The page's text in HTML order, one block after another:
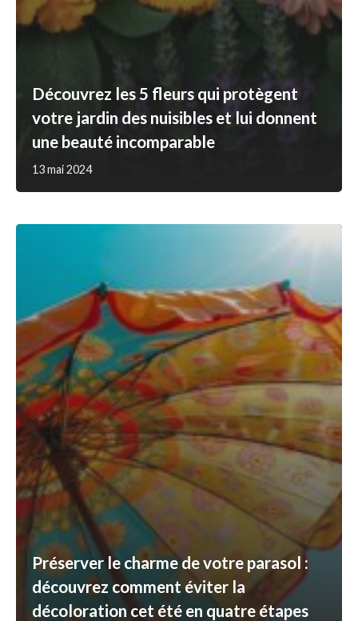
Découvrez les 5 fleurs qui protègent
votre jardin des nuisibles et lui donnent
une beauté incomparable
13 mai 2024
Préserver le charme de votre parasol :
découvrez comment éviter la
décoloration cet été en quatre étapes